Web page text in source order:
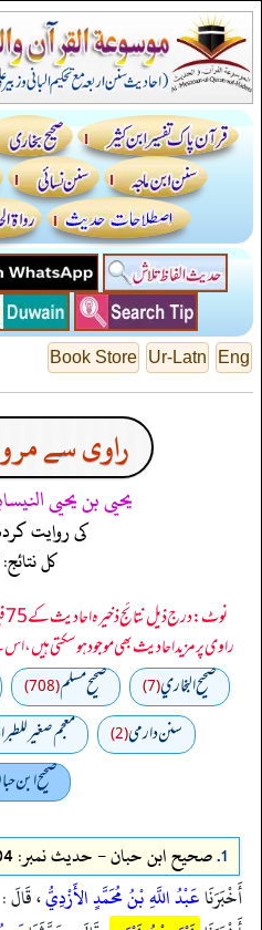
Eng
Ur-Latn
Book Store
راوی سے
يحيى بن يحيى
کی روایت
کل نتائج: 725
راوی پر مزید احادیث بھی موجود ہو سکتی ہیں، اس
صحيح البخاري(7) صحيح مسلم(708)
سنن دارمي(2) معجم صغير
صحیح ابن
1. صحیح ابن حبان - حدیث نمبر: 504
أَخْبَرَنَاعَبْدُ اللَّهِ بْنُ مُحَمَّدٍ الأَزْدِيُّ، قَالَ